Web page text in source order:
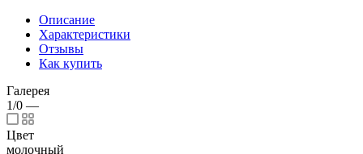
Описание
Характеристики
Отзывы
Как купить
Галерея
1/0 —
Цвет
молочный